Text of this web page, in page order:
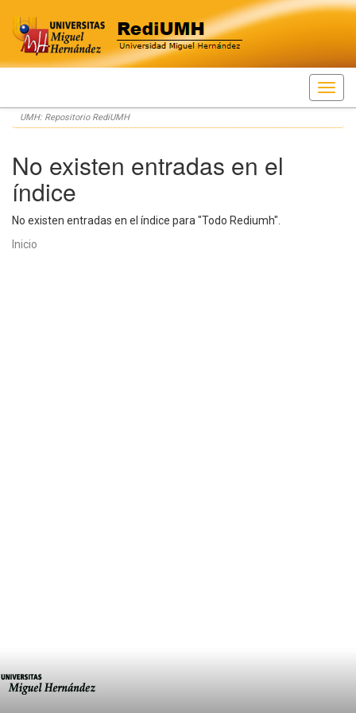
Skip
navigation
UMH: Repositorio RediUMH
No existen entradas en el
índice
No existen entradas en el índice para "Todo Rediumh".
Inicio